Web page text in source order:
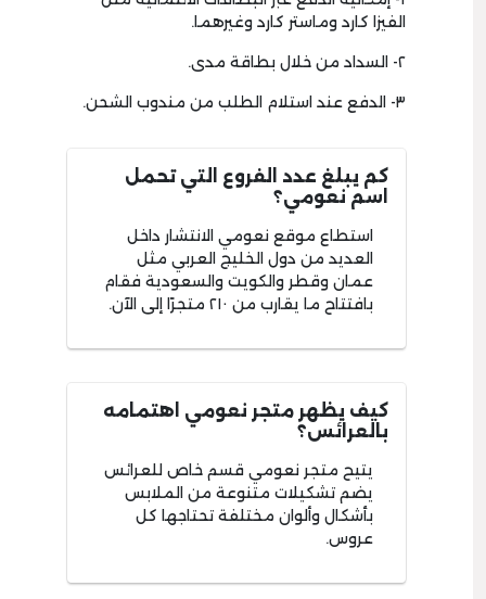
الفيزا كارد وماستر كارد وغيرهما.
٢- السداد من خلال بطاقة مدى.
٣- الدفع عند استلام الطلب من مندوب الشحن.
كم يبلغ عدد الفروع التي تحمل
اسم نعومي؟
استطاع موقع نعومي الانتشار داخل
العديد من دول الخليج العربي مثل
عمان وقطر والكويت والسعودية فقام
بافتتاح ما يقارب من ٢١٠ متجرًا إلى الآن.
كيف يظهر متجر نعومي اهتمامه
بالعرائس؟
يتيح متجر نعومي قسم خاص للعرائس
يضم تشكيلات متنوعة من الملابس
بأشكال وألوان مختلفة تحتاجها كل
عروس.